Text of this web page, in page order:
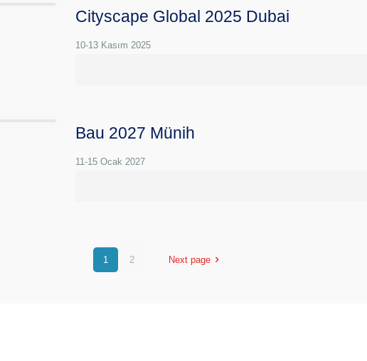
Cityscape Global 2025 Dubai
10-13 Kasım 2025
Bau 2027 Münih
11-15 Ocak 2027
1 2 Next page